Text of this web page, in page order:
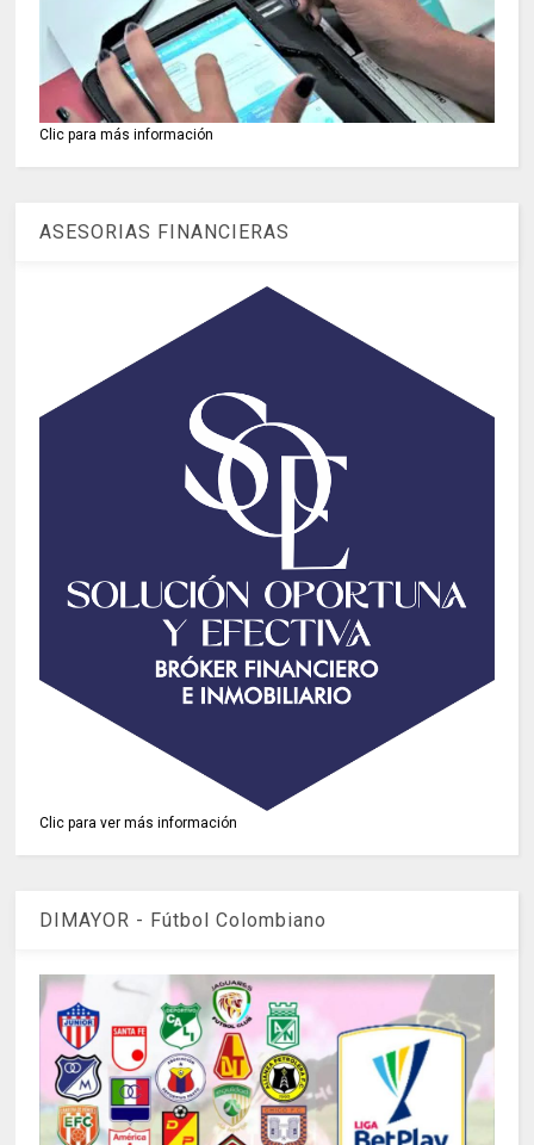
Clic para más información
ASESORIAS FINANCIERAS
Clic para ver más información
DIMAYOR - Fútbol Colombiano